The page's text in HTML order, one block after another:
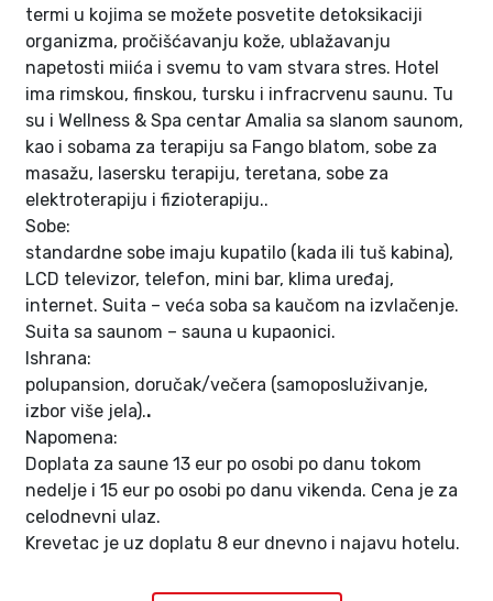
termi u kojima se možete posvetite detoksikaciji
organizma, pročišćavanju kože, ublažavanju
napetosti miića i svemu to vam stvara stres. Hotel
ima rimskou, finskou, tursku i infracrvenu saunu. Tu
su i Wellness & Spa centar Amalia sa slanom saunom,
kao i sobama za terapiju sa Fango blatom, sobe za
masažu, lasersku terapiju, teretana, sobe za
elektroterapiju i fizioterapiju..
Sobe:
standardne sobe imaju kupatilo (kada ili tuš kabina),
LCD televizor, telefon, mini bar, klima uređaj,
internet. Suita – veća soba sa kaučom na izvlačenje.
Suita sa saunom – sauna u kupaonici.
Ishrana:
polupansion, doručak/večera (samoposluživanje,
izbor više jela)..
Napomena:
Doplata za saune 13 eur po osobi po danu tokom
nedelje i 15 eur po osobi po danu vikenda. Cena je za
celodnevni ulaz.
Krevetac je uz doplatu 8 eur dnevno i najavu hotelu.